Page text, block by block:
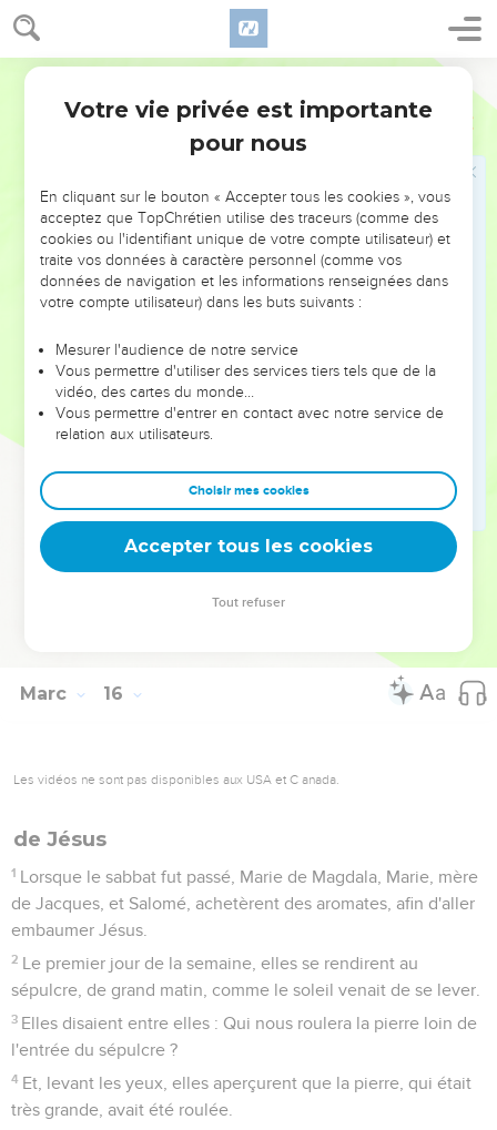
Marc 15
40 Il y avait aussi des femmes qui regardaient de loin. Parmi
elles étaient Marie de Magdala, Marie, mère de Jacques le
qui le suivaient et le servaient lorsqu'il était en Galilée, et
plusieurs autres qui étaient montées avec lui à Jérusalem.
Jésus est mis dans un tombeau
Le soir étant venu, comme c'était la préparation, c'est-à-
dire, la veille du sabbat, -
arriva Joseph d'Arimathée, conseiller de distinction, qui
vers Pilate, pour demander le corps de Jésus.
Pilate s'étonna qu'il fût mort si tôt ; fit venir le centenier et
lui demanda s'il était mort depuis longtemps.
45
Joseph.
Et Joseph, ayant acheté un linceul, descendit Jésus de la
croix, l'enveloppa du linceul, et le déposa dans un sépulcre
taillé dans le roc. Puis il roula une pierre à l'entrée du
Marc 16
Les vidéos ne sont pas disponibles aux USA et C anada.
de Jésus
1 Lorsque le sabbat fut passé, Marie de Magdala, Marie, mère
de Jacques, et Salomé, achetèrent des aromates, afin d'aller
embaumer Jésus.
2 Le premier jour de la semaine, elles se rendirent au
sépulcre, de grand matin, comme le soleil venait de se lever.
3 Elles disaient entre elles : Qui nous roulera la pierre loin de
l'entrée du sépulcre ?
4 Et, levant les yeux, elles aperçurent que la pierre, qui était
très grande, avait été roulée.
Votre vie privée est importante
pour nous
En cliquant sur le bouton « Accepter tous les cookies », vous
acceptez que TopChrétien utilise des traceurs (comme des
cookies ou l'identifiant unique de votre compte utilisateur) et
traite vos données à caractère personnel (comme vos
données de navigation et les informations renseignées dans
votre compte utilisateur) dans les buts suivants :
Mesurer l'audience de notre service
Vous permettre d'utiliser des services tiers tels que de la
vidéo, des cartes du monde…
Vous permettre d'entrer en contact avec notre service de
relation aux utilisateurs.
Choisir mes cookies
Accepter tous les cookies
Tout refuser